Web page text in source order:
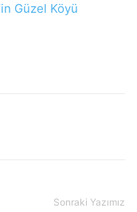
Güzel Köyü
Sonraki Yazımız